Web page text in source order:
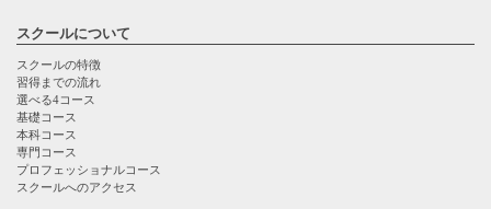
スクールについて
スクールの特徴
習得までの流れ
選べる4コース
基礎コース
本科コース
専門コース
プロフェッショナルコース
スクールへのアクセス